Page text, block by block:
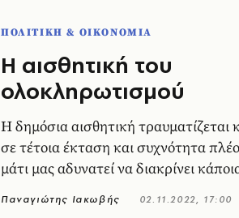
ΠΟΛΙΤΙΚΗ & ΟΙΚΟΝΟΜΙΑ
Η αισθητική του
ολοκληρωτισμού
Η δημόσια αισθητική τραυματίζεται
σε τέτοια έκταση και συχνότητα
μάτι μας αδυνατεί να διακρίνει
Παναγιώτης Ιακωβής 02.11.2022, 17:00